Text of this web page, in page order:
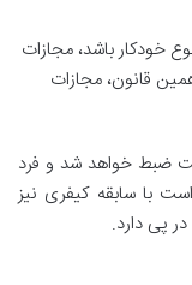
خودکار باشد، مجازات
می شود. طبق بند (پ) ماده ۶ همین قانون، مجازات
ضبط خواهد شد و فرد
با سابقه کیفری نیز
پی دارد.